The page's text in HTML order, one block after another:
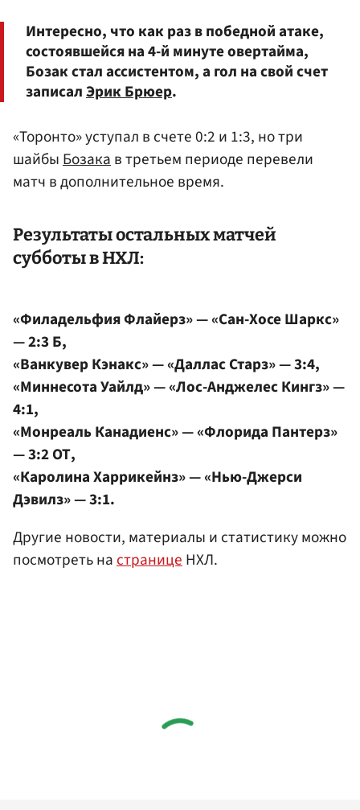
Интересно, что как раз в победной атаке,
состоявшейся на 4-й минуте овертайма,
Бозак стал ассистентом, а гол на свой счет
записалЭрик Брюер.
«Торонто» уступал в счете 0:2 и 1:3, но три
шайбыБозакав третьем периоде перевели
матч в дополнительное время.
Результаты остальных матчей
субботы в НХЛ:
«Филадельфия Флайерз» — «Сан-Хосе Шаркс»
— 2:3 Б,
«Ванкувер Кэнакс» — «Даллас Старз» — 3:4,
«Миннесота Уайлд» — «Лос-Анджелес Кингз» —
4:1,
«Монреаль Канадиенс» — «Флорида Пантерз»
— 3:2 ОТ,
«Каролина Харрикейнз» — «Нью-Джерси
Дэвилз» — 3:1.
Другие новости, материалы и статистику можно
посмотреть настраницеНХЛ.